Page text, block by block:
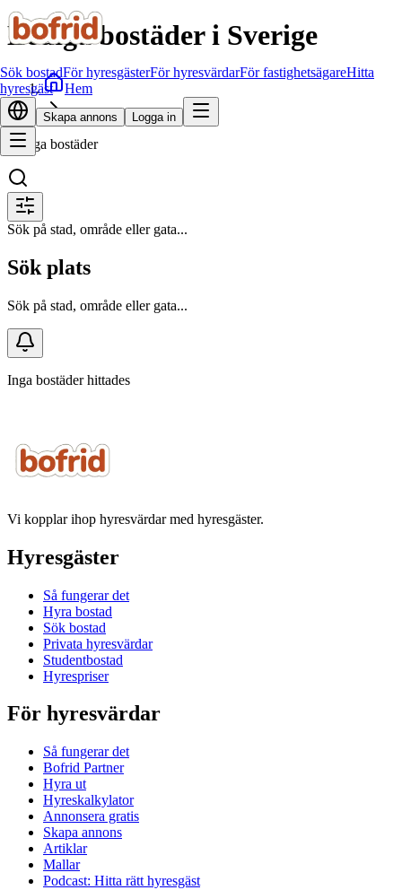
Sök bostadFör hyresgästerFör hyresvärdarFör fastighetsägareHitta
hyresgäst
Skapa annons Logga in
Lediga bostäder i Sverige
Hem
Sök bostad
Lediga bostäder
Sök på stad, område eller gata...
Sök plats
Sök på stad, område eller gata...
Inga bostäder hittades
Vi kopplar ihop hyresvärdar med hyresgäster.
Hyresgäster
Så fungerar det
Hyra bostad
Sök bostad
Privata hyresvärdar
Studentbostad
Hyrespriser
För hyresvärdar
Så fungerar det
Bofrid Partner
Hyra ut
Hyreskalkylator
Annonsera gratis
Skapa annons
Artiklar
Mallar
Podcast: Hitta rätt hyresgäst